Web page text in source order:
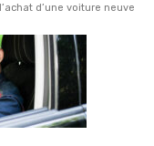
d’une voiture neuve